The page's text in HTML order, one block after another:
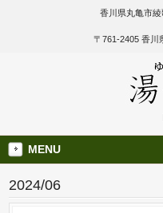
香川県丸亀市
〒761-2405 香川
MENU
2024/06